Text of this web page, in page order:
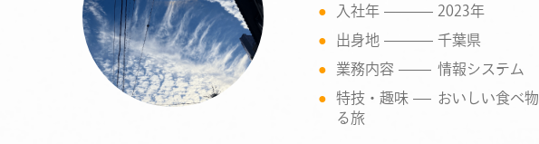
入社年
2023年
出身地
千葉県
業務内容
情報システム
特技・趣味
おいしい食べ
る旅